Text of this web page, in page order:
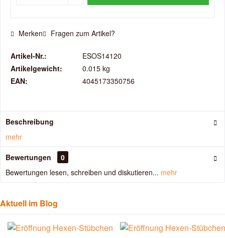
Merken Fragen zum Artikel?
Artikel-Nr.:
ESOS14120
Artikelgewicht:
0.015 kg
EAN:
4045173350756
Beschreibung
mehr
Bewertungen
0
Bewertungen lesen, schreiben und diskutieren... mehr
Aktuell im Blog